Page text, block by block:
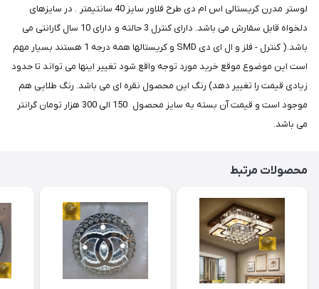
لوستر مدرن کریستالی اس ام دی طرح فلاور سایز 40 سانتیمتر . در سایزهای
دلخواه قابل سفارش می باشد. دارای کنترل 3 حالته و دارای 10 سال گارانتی می
باشد.( کنترل - فلز و ال ای دی SMD و کریستالها همه درجه 1 هستند بسیار مهم
است این موضوع موقع خرید مورد توجه واقع شود تغییر اینها می تواند تا حدود
زیادی قیمت را تغییر دهد) رنگ این محصول نقره ای می باشد. رنگ طلایی هم
موجود است و قیمت آن بسته به سایز محصول 150 الی 300 هزار تومان گرانتر
می باشد.
محصولات مرتبط